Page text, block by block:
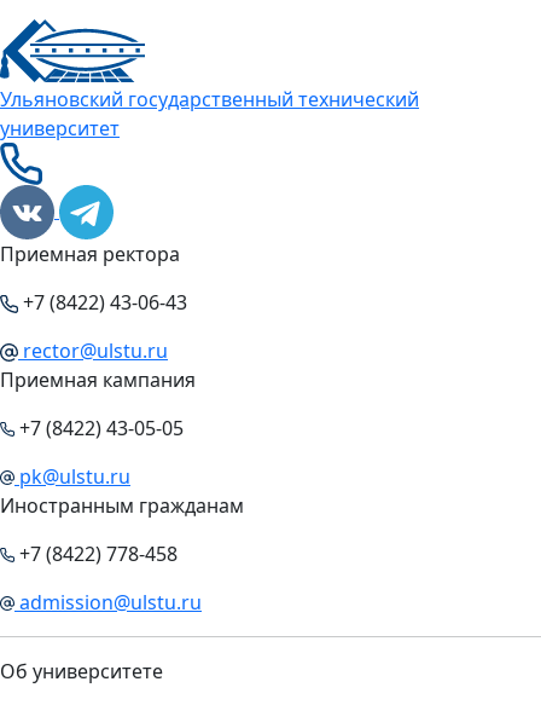
Ульяновский государственный технический
университет
Приемная ректора
+7 (8422) 43-06-43
rector@ulstu.ru
Приемная кампания
+7 (8422) 43-05-05
pk@ulstu.ru
Иностранным гражданам
+7 (8422) 778-458
admission@ulstu.ru
Об университете